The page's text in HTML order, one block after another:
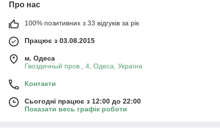
Про нас
100% позитивних з 33 відгуків за рік
Працює з 03.08.2015
м. Одеса
Гвоздичный пров., 4, Одеса, Україна
Контакти
Сьогодні працює з 12:00 до 22:00
Показати весь графік роботи